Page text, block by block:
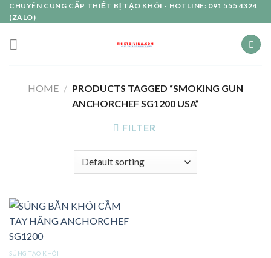
Skip
to
content
CHUYÊN CUNG CẤP THIẾT BỊ TẠO KHÓI - HOTLINE: 091 555 4324
(ZALO)
HOME / PRODUCTS TAGGED “SMOKING GUN
ANCHORCHEF SG1200 USA”
FILTER
SÚNG TẠO KHÓI